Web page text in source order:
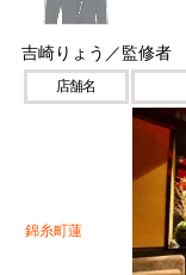
吉崎りょう／監修者
店舗名
錦糸町蓮